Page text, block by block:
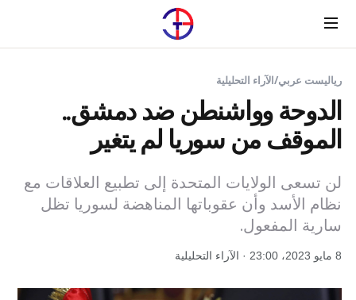
Menu
رياليست عربي/الآراء التحليلية
الدوحة وواشنطن ضد دمشق..
الموقف من سوريا لم يتغير
لن تسعى الولايات المتحدة إلى تطبيع العلاقات مع
نظام الأسد وأن عقوباتها المناهضة لسوريا تظل
سارية المفعول.
8 مايو 2023، 23:00 · الآراء التحليلية